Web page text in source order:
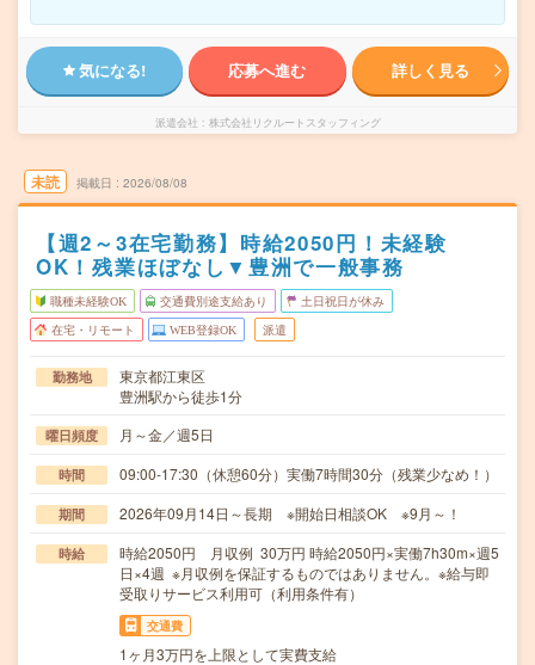
気になる! 応募へ進む 詳しく見る
派遣会社 株式会社リクルートスタッフィング
未読 掲載日 2026/08/08
【週2～3在宅勤務】時給2050円！未経験
OK！残業ほぼなし▼豊洲で一般事務
職種未経験OK 交通費別途支給あり 土日祝日が休み
在宅・リモート WEB登録OK 派遣
勤務地
東京都江東区
豊洲駅から徒歩1分
曜日頻度 月～金／週5日
時間 09:00-17:30（休憩60分）実働7時間30分（残業少なめ！）
期間 2026年09月14日～長期 ※開始日相談OK ※9月～！
時給
時給2050円 月収例 30万円 時給2050円×実働7h30m×週5
日×4週 ※月収例を保証するものではありません。※給与即
受取りサービス利用可（利用条件有）
交通費
1ヶ月3万円を上限として実費支給